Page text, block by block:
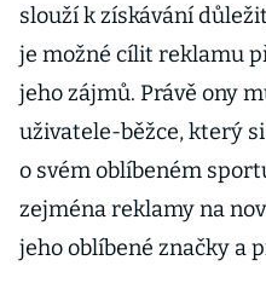
slouží k získávání
je možné cílit reklamu
jeho zájmů. Právě ony
uživatele-běžce, který
o svém oblíbeném
zejména reklamy na
jeho oblíbené značky a